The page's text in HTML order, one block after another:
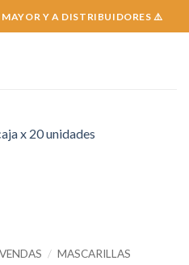
Y A DISTRIBUIDORES ⚠️
/ MASCARILLAS